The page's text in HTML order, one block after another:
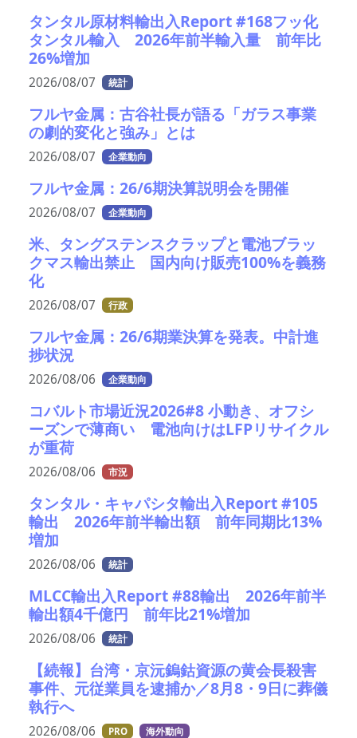
タンタル原材料輸出入Report #168フッ化
タンタル輸入 2026年前半輸入量 前年比
26%増加
2026/08/07 統計
フルヤ金属：古谷社長が語る「ガラス事業
の劇的変化と強み」とは
2026/08/07 企業動向
フルヤ金属：26/6期決算説明会を開催
2026/08/07 企業動向
米、タングステンスクラップと電池ブラッ
クマス輸出禁止 国内向け販売100%を義務
化
2026/08/07 行政
フルヤ金属：26/6期業決算を発表。中計進
捗状況
2026/08/06 企業動向
コバルト市場近況2026#8 小動き、オフシ
ーズンで薄商い 電池向けはLFPリサイクル
が重荷
2026/08/06 市況
タンタル・キャパシタ輸出入Report #105
輸出 2026年前半輸出額 前年同期比13%
増加
2026/08/06 統計
MLCC輸出入Report #88輸出 2026年前半
輸出額4千億円 前年比21%増加
2026/08/06 統計
【続報】台湾・京沅鎢鈷資源の黄会長殺害
事件、元従業員を逮捕か／8月8・9日に葬儀
執行へ
2026/08/06 PRO 海外動向